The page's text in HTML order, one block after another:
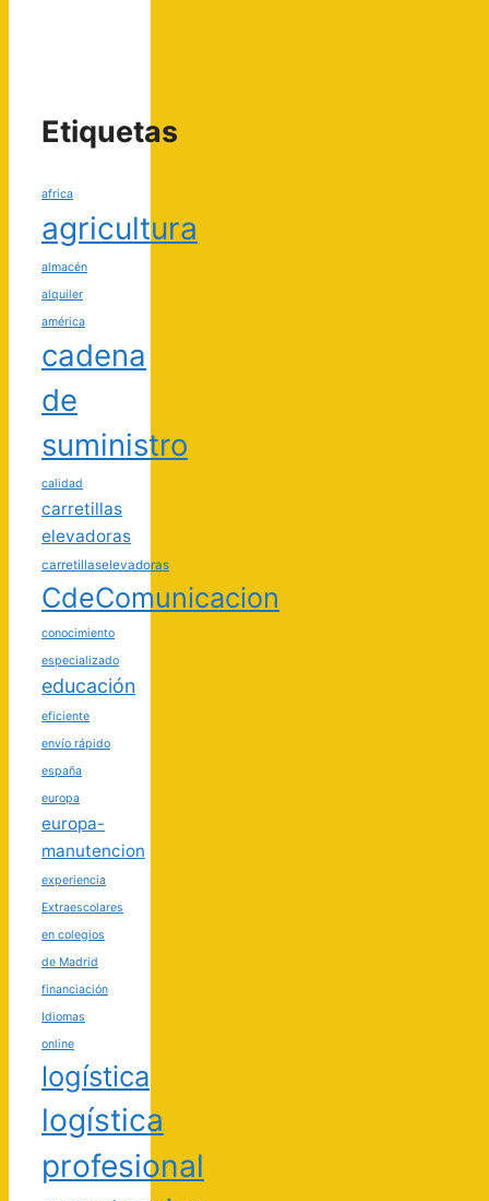
Etiquetas
africa
agricultura
almacén
alquiler
américa
cadena
de
suministro
calidad
carretillas
elevadoras
carretillaselevadoras
CdeComunicacion
conocimiento
especializado
educación
eficiente
envío rápido
españa
europa
europa-
manutencion
experiencia
Extraescolares
en colegios
de Madrid
financiación
Idiomas
online
logística
logística
profesional